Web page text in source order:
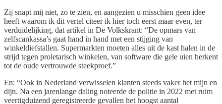
Zij snapt mij niet, zo te zien, en aangezien u misschien geen idee
heeft waarom ik dit vertel citeer ik hier toch eerst maar even, ter
verduidelijking, dat artikel in De Volkskrant: “De opmars van
zelfscankassa’s gaat hand in hand met een stijging van
winkeldiefstallen. Supermarkten moeten alles uit de kast halen in de
strijd tegen proletarisch winkelen, van software die gele uien herkent
tot de oude vertrouwde steekproef.”
En: “Ook in Nederland verwisselen klanten steeds vaker het mijn en
dijn. Na een jarenlange daling noteerde de politie in 2022 met ruim
veertigduizend geregistreerde gevallen het hoogst aantal